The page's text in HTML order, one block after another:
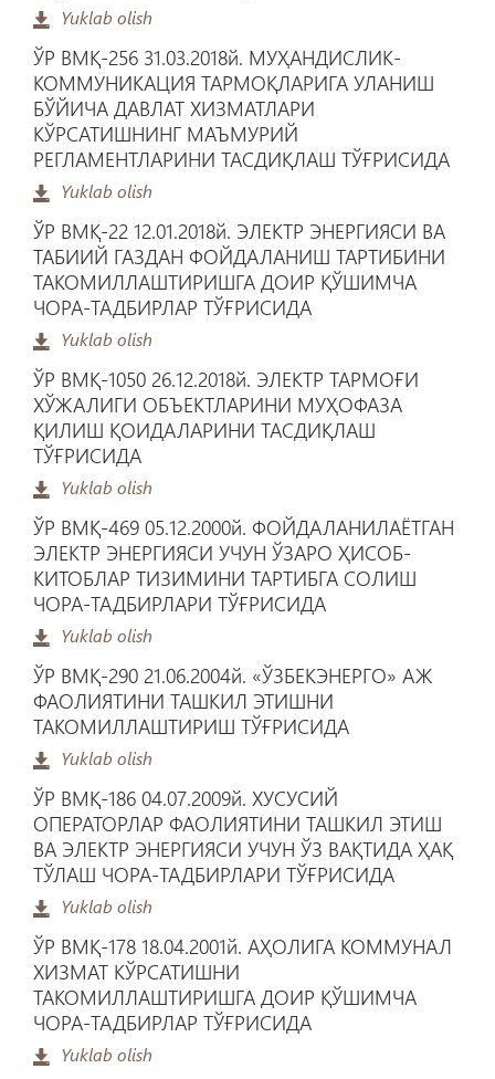
Yuklab olish
ЎР ВМҚ-256 31.03.2018й. МУҲАНДИСЛИК-
КОММУНИКАЦИЯ ТАРМОҚЛАРИГА УЛАНИШ
БЎЙИЧА ДАВЛАТ ХИЗМАТЛАРИ
КЎРСАТИШНИНГ МАЪМУРИЙ
РЕГЛАМЕНТЛАРИНИ ТАСДИҚЛАШ ТЎҒРИСИДА
Yuklab olish
ЎР ВМҚ-22 12.01.2018й. ЭЛЕКТР ЭНЕРГИЯСИ ВА
ТАБИИЙ ГАЗДАН ФОЙДАЛАНИШ ТАРТИБИНИ
ТАКОМИЛЛАШТИРИШГА ДОИР ҚЎШИМЧА
ЧОРА-ТАДБИРЛАР ТЎҒРИСИДА
Yuklab olish
ЎР ВМҚ-1050 26.12.2018й. ЭЛЕКТР ТАРМОҒИ
ХЎЖАЛИГИ ОБЪЕКТЛАРИНИ МУҲОФАЗА
ҚИЛИШ ҚОИДАЛАРИНИ ТАСДИҚЛАШ
ТЎҒРИСИДА
Yuklab olish
ЎР ВМҚ-469 05.12.2000й. ФОЙДАЛАНИЛАЁТГАН
ЭЛЕКТР ЭНЕРГИЯСИ УЧУН ЎЗАРО ҲИСОБ-
КИТОБЛАР ТИЗИМИНИ ТАРТИБГА СОЛИШ
ЧОРА-ТАДБИРЛАРИ ТЎҒРИСИДА
Yuklab olish
ЎР ВМҚ-290 21.06.2004й. «ЎЗБЕКЭНЕРГО» АЖ
ФАОЛИЯТИНИ ТАШКИЛ ЭТИШНИ
ТАКОМИЛЛАШТИРИШ ТЎҒРИСИДА
Yuklab olish
ЎР ВМҚ-186 04.07.2009й. ХУСУСИЙ
ОПЕРАТОРЛАР ФАОЛИЯТИНИ ТАШКИЛ ЭТИШ
ВА ЭЛЕКТР ЭНЕРГИЯСИ УЧУН ЎЗ ВАҚТИДА ҲАҚ
ТЎЛАШ ЧОРА-ТАДБИРЛАРИ ТЎҒРИСИДА
Yuklab olish
ЎР ВМҚ-178 18.04.2001й. АҲОЛИГА КОММУНАЛ
ХИЗМАТ КЎРСАТИШНИ
ТАКОМИЛЛАШТИРИШГА ДОИР ҚЎШИМЧА
ЧОРА-ТАДБИРЛАР ТЎҒРИСИДА
Yuklab olish